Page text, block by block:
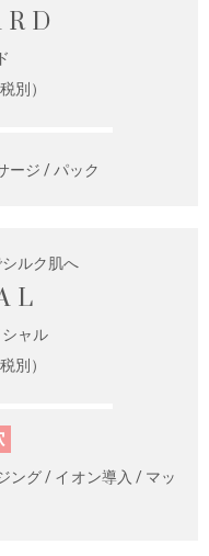
別）
ージ / パック
ルク肌へ
ャル
別）
ング / イオン導入 / マッ